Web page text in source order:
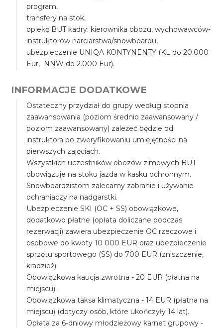
program,
transfery na stok,
opiekę BUT kadry: kierownika obozu, wychowawców-
instruktorów narciarstwa/snowboardu,
ubezpieczenie UNIQA KONTYNENTY (KL do 20.000
Eur, NNW do 2.000 Eur).
INFORMACJE DODATKOWE
Ostateczny przydział do grupy według stopnia
zaawansowania (poziom średnio zaawansowany /
poziom zaawansowany) zależeć będzie od
instruktora po zweryfikowaniu umiejętności na
pierwszych zajęciach.
Wszystkich uczestników obozów zimowych BUT
obowiązuje na stoku jazda w kasku ochronnym.
Snowboardzistom zalecamy zabranie i używanie
ochraniaczy na nadgarstki.
Ubezpieczenie SKI (OC + SS) obowiązkowe,
dodatkowo płatne (opłata doliczane podczas
rezerwacji) zawiera ubezpieczenie OC rzeczowe i
osobowe do kwoty 10 000 EUR oraz ubezpieczenie
sprzętu sportowego (SS) do 700 EUR (zniszczenie,
kradzież).
Obowiązkowa kaucja zwrotna - 20 EUR (płatna na
miejscu).
Obowiązkowa taksa klimatyczna - 14 EUR (płatna na
miejscu) (dotyczy osób, które ukończyły 14 lat).
Opłata za 6-dniowy młodzieżowy karnet grupowy -